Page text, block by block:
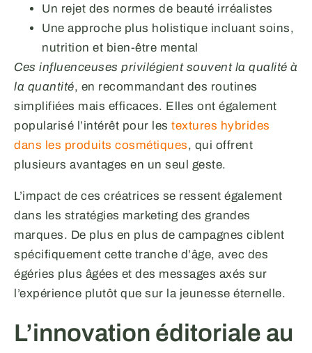
Un rejet des normes de beauté irréalistes
Une approche plus holistique incluant soins,
nutrition et bien-être mental
Ces influenceuses privilégient souvent la qualité à
la quantité, en recommandant des routines
simplifiées mais efficaces. Elles ont également
popularisé l’intérêt pour les textures hybrides
dans les produits cosmétiques, qui offrent
plusieurs avantages en un seul geste.
L’impact de ces créatrices se ressent également
dans les stratégies marketing des grandes
marques. De plus en plus de campagnes ciblent
spécifiquement cette tranche d’âge, avec des
égéries plus âgées et des messages axés sur
l’expérience plutôt que sur la jeunesse éternelle.
L’innovation éditoriale au